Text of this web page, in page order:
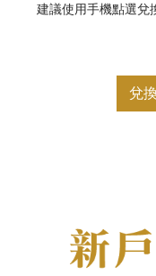
建議使用手機點選兌
兌